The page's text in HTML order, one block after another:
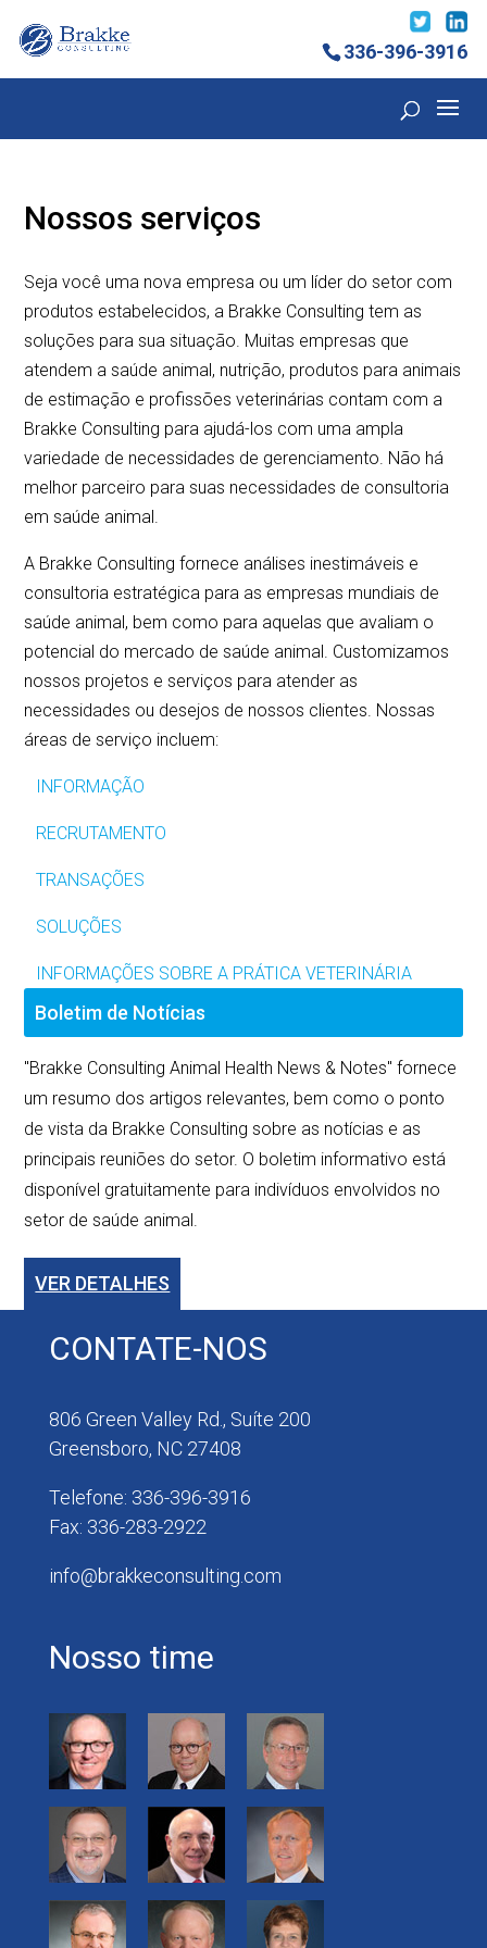
336-396-3916
Nossos serviços
Seja você uma nova empresa ou um líder do setor com
produtos estabelecidos, a Brakke Consulting tem as
soluções para sua situação. Muitas empresas que
atendem a saúde animal, nutrição, produtos para animais
de estimação e profissões veterinárias contam com a
Brakke Consulting para ajudá-los com uma ampla
variedade de necessidades de gerenciamento. Não há
melhor parceiro para suas necessidades de consultoria
em saúde animal.
A Brakke Consulting fornece análises inestimáveis e
consultoria estratégica para as empresas mundiais de
saúde animal, bem como para aquelas que avaliam o
potencial do mercado de saúde animal. Customizamos
nossos projetos e serviços para atender as
necessidades ou desejos de nossos clientes. Nossas
áreas de serviço incluem:
INFORMAÇÃO
RECRUTAMENTO
TRANSAÇÕES
SOLUÇÕES
INFORMAÇÕES SOBRE A PRÁTICA VETERINÁRIA
Boletim de Notícias
"Brakke Consulting Animal Health News & Notes" fornece
um resumo dos artigos relevantes, bem como o ponto
de vista da Brakke Consulting sobre as notícias e as
principais reuniões do setor. O boletim informativo está
disponível gratuitamente para indivíduos envolvidos no
setor de saúde animal.
VER DETALHES
CONTATE-NOS
806 Green Valley Rd., Suíte 200
Greensboro, NC 27408
Telefone: 336-396-3916
Fax: 336-283-2922
info@brakkeconsulting.com
Nosso time